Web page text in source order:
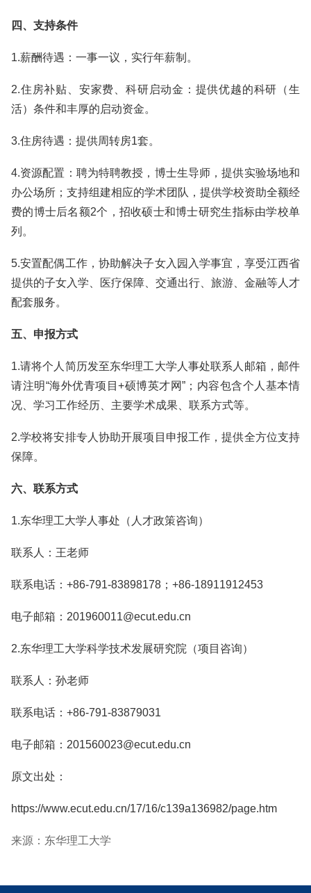
四、支持条件
1.薪酬待遇：一事一议，实行年薪制。
2.住房补贴、安家费、科研启动金：提供优越的科研（生
活）条件和丰厚的启动资金。
3.住房待遇：提供周转房1套。
4.资源配置：聘为特聘教授，博士生导师，提供实验场地和
办公场所；支持组建相应的学术团队，提供学校资助全额经
费的博士后名额2个，招收硕士和博士研究生指标由学校单
列。
5.安置配偶工作，协助解决子女入园入学事宜，享受江西省
提供的子女入学、医疗保障、交通出行、旅游、金融等人才
配套服务。
五、申报方式
1.请将个人简历发至东华理工大学人事处联系人邮箱，邮件
请注明“海外优青项目+硕博英才网”；内容包含个人基本情
况、学习工作经历、主要学术成果、联系方式等。
2.学校将安排专人协助开展项目申报工作，提供全方位支持
保障。
六、联系方式
1.东华理工大学人事处（人才政策咨询）
联系人：王老师
联系电话：+86-791-83898178；+86-18911912453
电子邮箱：201960011@ecut.edu.cn
2.东华理工大学科学技术发展研究院（项目咨询）
联系人：孙老师
联系电话：+86-791-83879031
电子邮箱：201560023@ecut.edu.cn
原文出处：
https://www.ecut.edu.cn/17/16/c139a136982/page.htm
来源：东华理工大学